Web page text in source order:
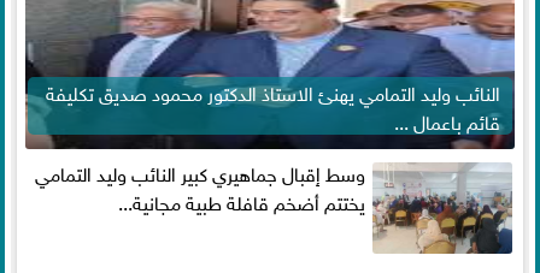
النائب وليد التمامي يهنئ الاستاذ الدكتور محمود صديق تكليفة
قائم باعمال ...
وسط إقبال جماهيري كبير النائب وليد التمامي
يختتم أضخم قافلة طبية مجانية...